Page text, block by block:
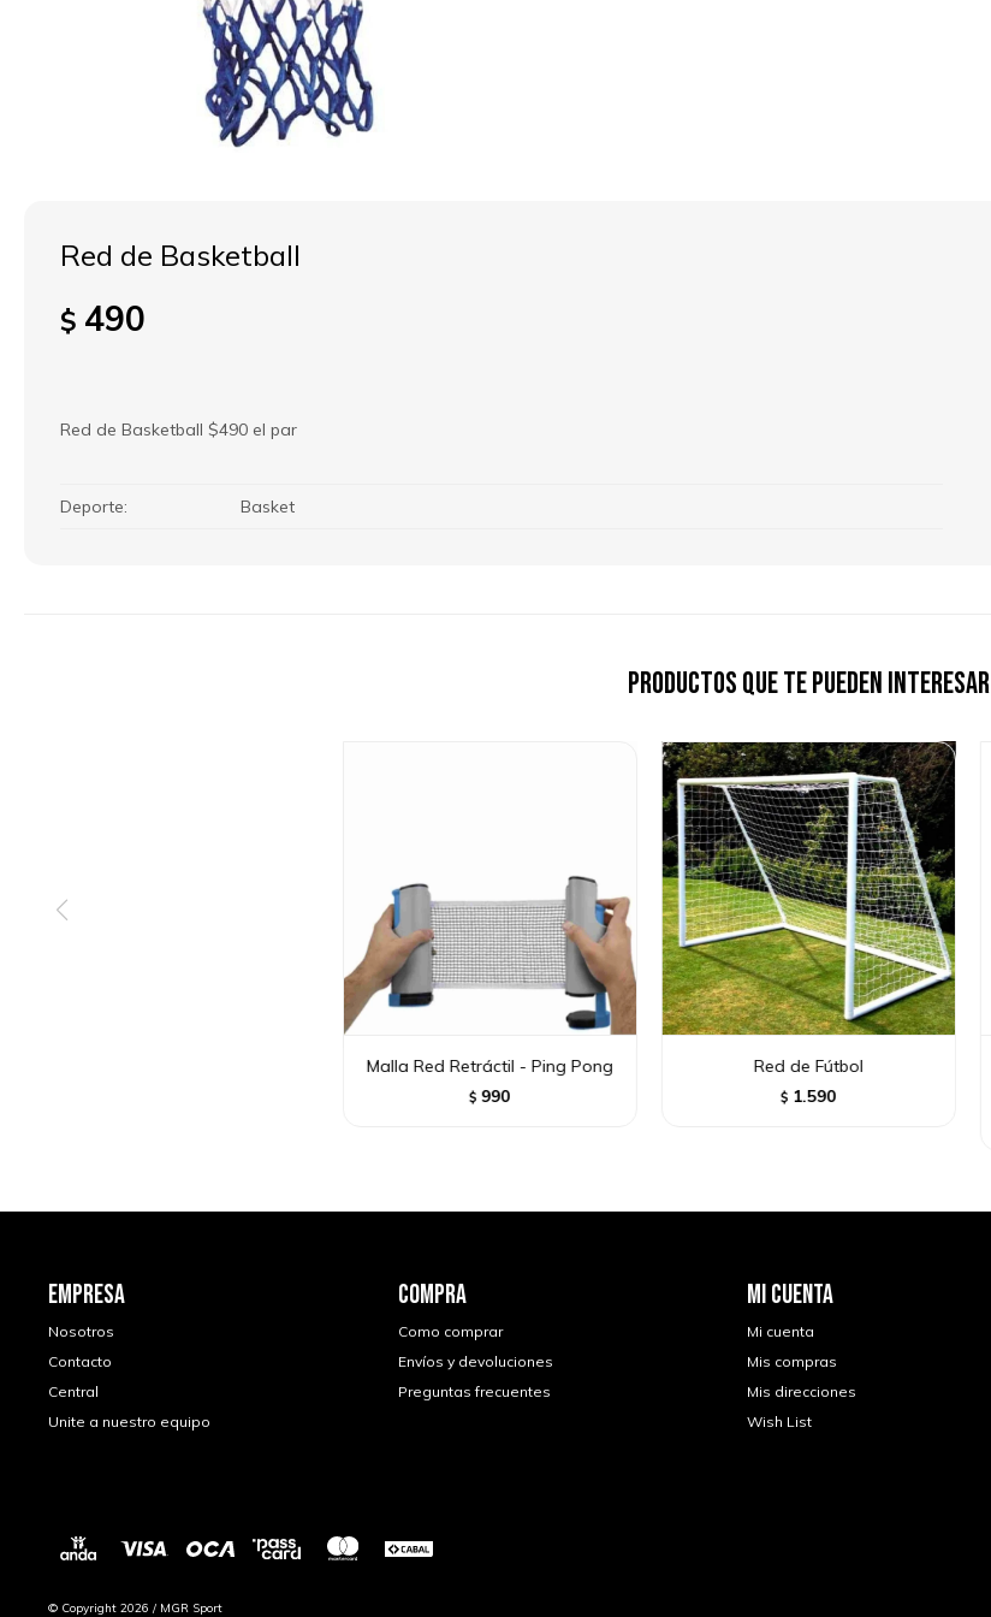
Red de Basketball
$ 490
Red de Basketball $490 el par
Deporte Basket
Productos que te pueden interesar
Malla Red Retráctil - Ping Pong
$ 990
Red de Fútbol
$ 1.590
EMPRESA
Nosotros
Contacto
Central
Unite a nuestro equipo
COMPRA
Como comprar
Envíos y devoluciones
Preguntas frecuentes
MI CUENTA
Mi cuenta
Mis compras
Mis direcciones
Wish List
© Copyright 2026 / MGR Sport